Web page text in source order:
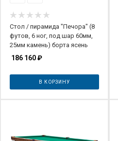
Стол / пирамида "Печора" (8
футов, 6 ног, под шар 60мм,
25мм камень) борта ясень
186 160₽
В КОРЗИНУ